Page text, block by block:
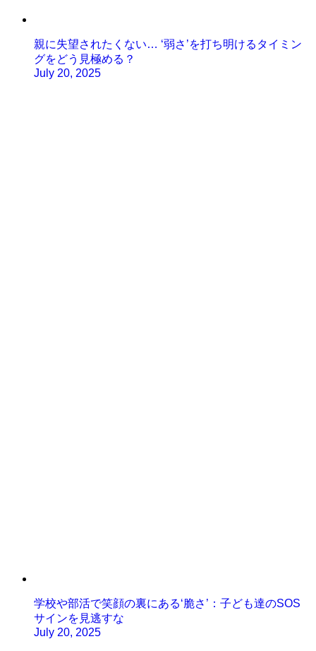
親に失望されたくない… ‘弱さ’を打ち明けるタイミン
グをどう見極める？
July 20, 2025
学校や部活で笑顔の裏にある‘脆さ’：子ども達のSOS
サインを見逃すな
July 20, 2025